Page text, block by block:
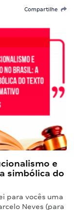
Compartilhe
e
simbólica do
para vocês uma
Neves (para